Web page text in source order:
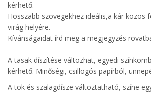
kérhető.
Hosszabb szövegekhez ideális,a kár közös
virág helyére.
Kívánságaidat írd meg a megjegyzés
A tasak díszítése változhat, egyedi
kérhető. Minőségi, csillogós papírból,
A tok és szalagdísze változtatható, színe